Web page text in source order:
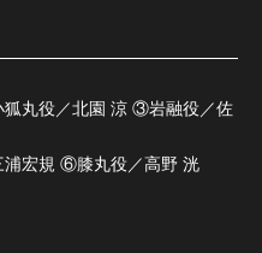
丸役／北園 涼 ③岩融役／佐
宏規 ⑥膝丸役／高野 洸